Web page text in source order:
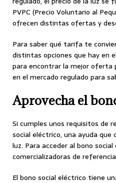
PVPC (Precio Voluntario al
ofrecen distintas ofertas y
Para saber qué tarifa te
distintas opciones que hay en
para encontrar la mejor oferta
en el mercado regulado para
Aprovecha el
Si cumples unos requisitos de
social eléctrico, una ayuda
luz. Para acceder al bono
comercializadoras de
El bono social eléctrico tiene